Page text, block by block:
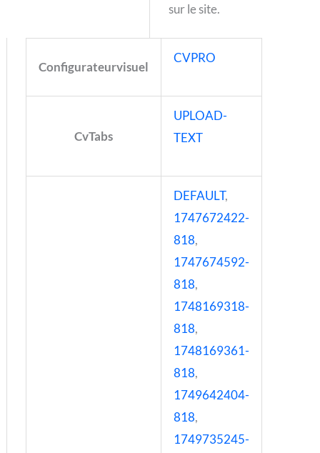
sur le site.
Configurateurvisuel
CVPRO
CvTabs
UPLOAD-
TEXT
DEFAULT,
1747672422-
818,
1747674592-
818,
1748169318-
818,
1748169361-
818,
1749642404-
818,
1749735245-